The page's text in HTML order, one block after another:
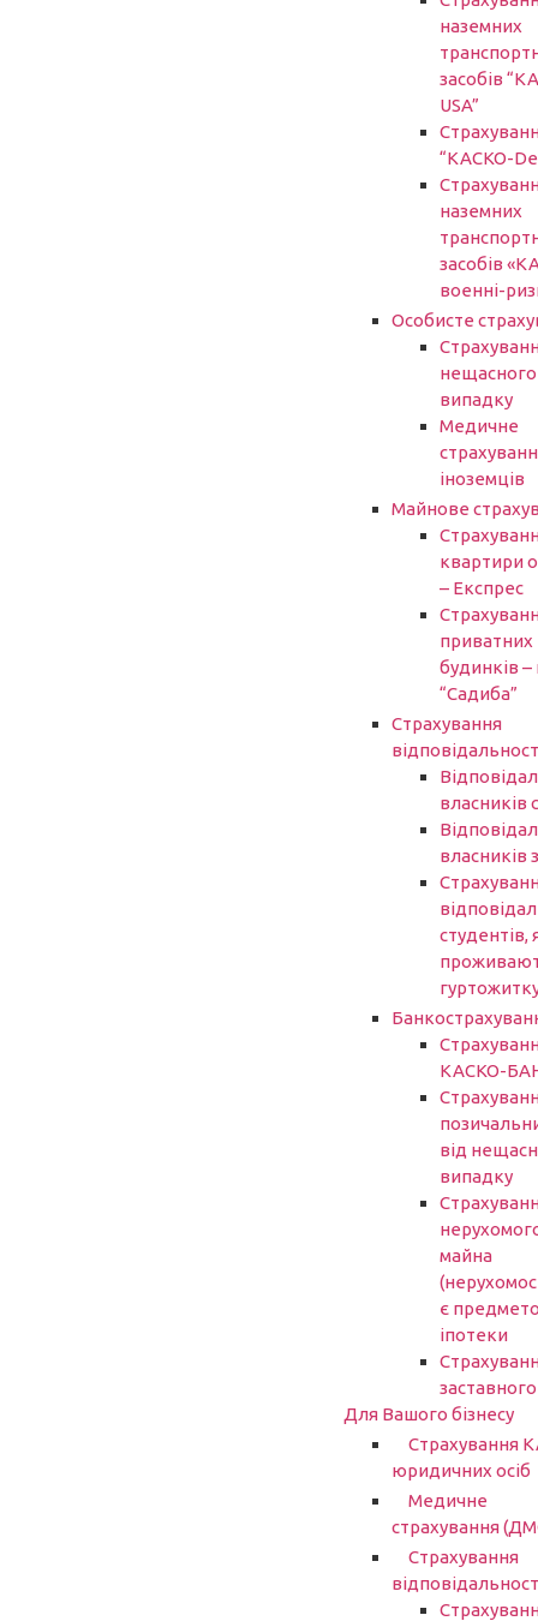
наземних
засобів
USA”
“КАСКО-
наземних
засобів
военні-
Особисте
нещасного
випадку
Медичне
іноземців
Майнове
квартири
– Експрес
приватних
будинків –
“Садиба”
Страхування
власників
власників
студентів,
КАСКО-
від
випадку
майна
є
іпотеки
Для Вашого бізнесу
Страхування
юридичних осіб
Медичне
страхування
Страхування